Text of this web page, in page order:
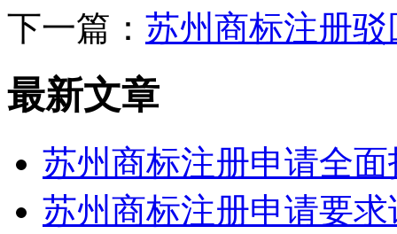
下一篇： 苏州商标注册
最新文章
苏州商标注册申请全面
苏州商标注册申请要求